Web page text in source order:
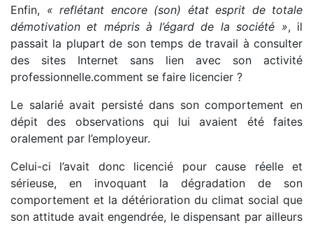
Enfin, « reflétant encore (son) état esprit de totale
démotivation et mépris à l’égard de la société », il
passait la plupart de son temps de travail à consulter
des sites Internet sans lien avec son activité
professionnelle.comment se faire licencier ?
Le salarié avait persisté dans son comportement en
dépit des observations qui lui avaient été faites
oralement par l’employeur.
Celui-ci l’avait donc licencié pour cause réelle et
sérieuse, en invoquant la dégradation de son
comportement et la détérioration du climat social que
son attitude avait engendrée, le dispensant par ailleurs